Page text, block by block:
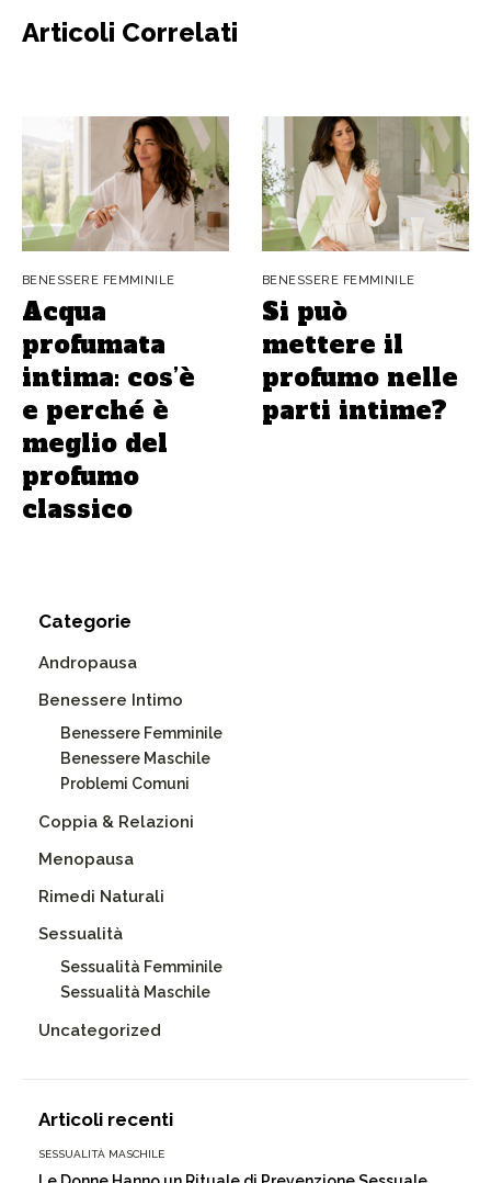
Articoli Correlati
BENESSERE FEMMINILE
Acqua
profumata
intima: cos’è
e perché è
meglio del
profumo
classico
BENESSERE FEMMINILE
Si può
mettere il
profumo nelle
parti intime?
Categorie
Andropausa
Benessere Intimo
Benessere Femminile
Benessere Maschile
Problemi Comuni
Coppia & Relazioni
Menopausa
Rimedi Naturali
Sessualità
Sessualità Femminile
Sessualità Maschile
Uncategorized
Articoli recenti
SESSUALITÀ MASCHILE